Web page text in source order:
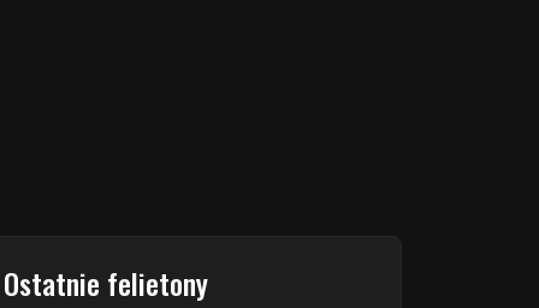
Ostatnie felietony